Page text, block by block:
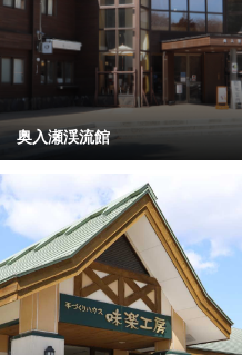
奥入瀬渓流館